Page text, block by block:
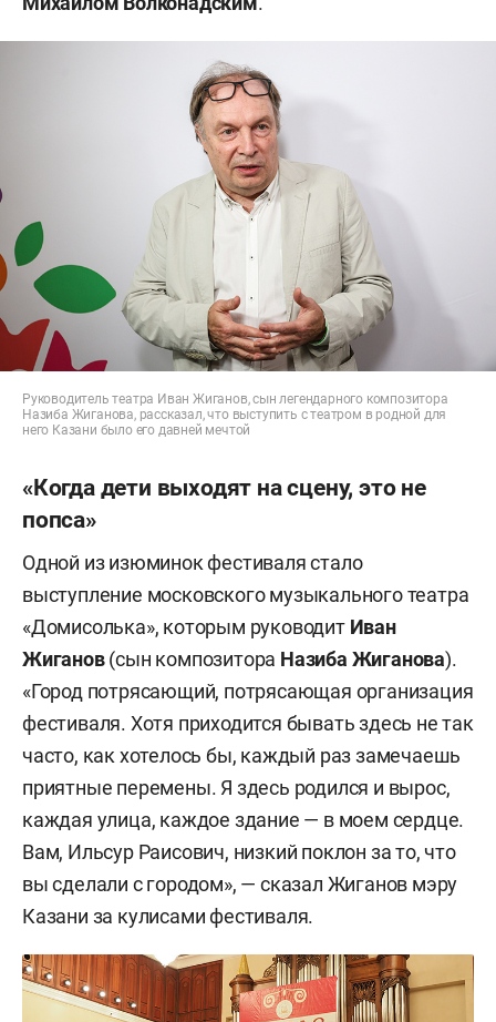
Руководитель театра Иван Жиганов, сын легендарного композитора
Назиба Жиганова, рассказал, что выступить с театром в родной для
него Казани было его давней мечтой
«Когда дети выходят на сцену, это не
попса»
Одной из изюминок фестиваля стало
выступление московского музыкального театра
«Домисолька», которым руководит Иван
Жиганов(сын композитора Назиба Жиганова).
«Город потрясающий, потрясающая организация
фестиваля. Хотя приходится бывать здесь не так
часто, как хотелось бы, каждый раз замечаешь
приятные перемены. Я здесь родился и вырос,
каждая улица, каждое здание — в моем сердце.
Вам, Ильсур Раисович, низкий поклон за то, что
вы сделали с городом», — сказал Жиганов мэру
Казани за кулисами фестиваля.